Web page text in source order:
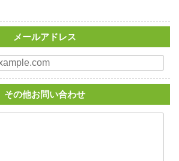
メールアドレス
その他お問い合わせ